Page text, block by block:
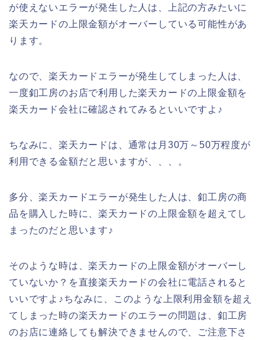
が使えないエラーが発生した人は、上記の方みたいに
楽天カードの上限金額がオーバーしている可能性があ
ります。
なので、楽天カードエラーが発生してしまった人は、
一度釦工房のお店で利用した楽天カードの上限金額を
楽天カード会社に確認されてみるといいですよ♪
ちなみに、楽天カードは、通常は月30万～50万程度が
利用できる金額だと思いますが、、、。
多分、楽天カードエラーが発生した人は、釦工房の商
品を購入した時に、楽天カードの上限金額を超えてし
まったのだと思います♪
そのような時は、楽天カードの上限金額がオーバーし
ていないか？を直接楽天カードの会社に電話されると
いいですよ♪ちなみに、このような上限利用金額を超え
てしまった時の楽天カードのエラーの問題は、釦工房
のお店に連絡しても解決できませんので、ご注意下さ